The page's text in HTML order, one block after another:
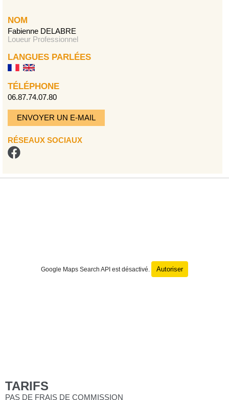
NOM
Fabienne DELABRE
Loueur Professionnel
LANGUES PARLÉES
TÉLÉPHONE
06.87.74.07.80
ENVOYER UN E-MAIL
RÉSEAUX SOCIAUX
Google Maps Search API est désactivé. Autoriser
TARIFS
PAS DE FRAIS DE COMMISSION